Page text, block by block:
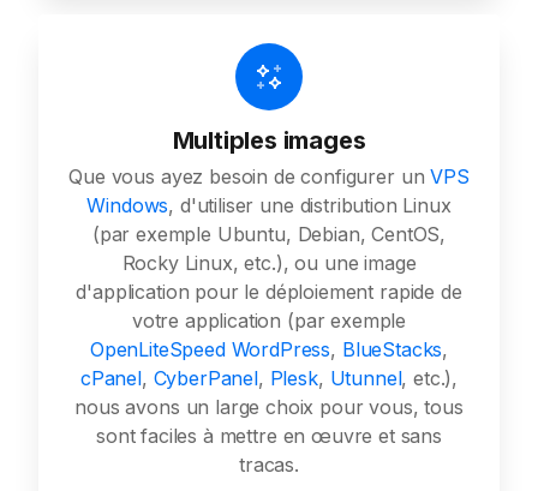
Multiples images
Que vous ayez besoin de configurer unVPS
Windows, d'utiliser une distribution Linux
(par exemple Ubuntu, Debian, CentOS,
Rocky Linux, etc.), ou une image
d'application pour le déploiement rapide de
votre application (par exemple
OpenLiteSpeed WordPress, BlueStacks,
cPanel, CyberPanel, Plesk, Utunnel, etc.),
nous avons un large choix pour vous, tous
sont faciles à mettre en œuvre et sans
tracas.